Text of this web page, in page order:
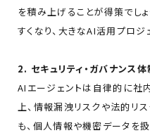
を積み上げることが得策でし
すくなり、大きなAI活用プロジ
2. セキュリティ・ガバナンス
AIエージェントは自律的に社
上、情報漏洩リスクや法的リ
も、個人情報や機密データを